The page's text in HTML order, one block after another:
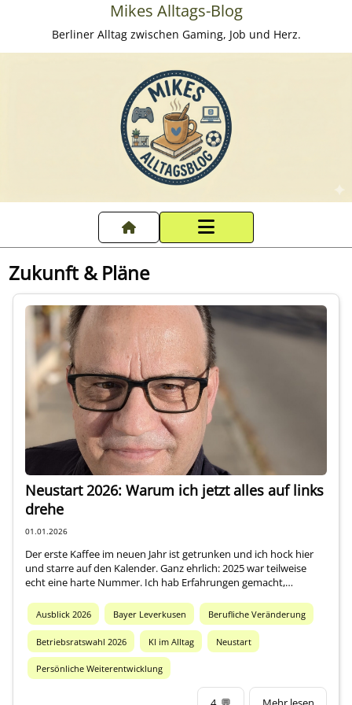
Mikes Alltags-Blog
Berliner Alltag zwischen Gaming, Job und Herz.
Startseite
Datenschutzerklärung
Impressum
Über mich
Zukunft & Pläne
Neustart 2026: Warum ich jetzt alles auf links
drehe
01.01.2026
Der erste Kaffee im neuen Jahr ist getrunken und ich hock hier
und starre auf den Kalender. Ganz ehrlich: 2025 war teilweise
echt eine harte Nummer. Ich hab Erfahrungen gemacht,…
Ausblick 2026 Bayer Leverkusen Berufliche Veränderung
Betriebsratswahl 2026 KI im Alltag Neustart
Persönliche Weiterentwicklung